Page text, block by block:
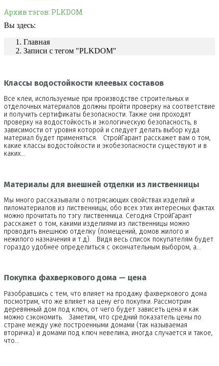
Архив тэгов: PLKDOM
Вы здесь:
Главная
Записи с тегом "PLKDOM"
Классы водостойкости клеевых составов
Все клеи, используемые при производстве строительных и
отделочных материалов должны пройти проверку на соответствие
и получить сертификаты безопасности. Также они проходят
проверку на водостойкость и экологическую безопасность, в
зависимости от уровня которой и следует делать выбор куда
материал будет применяться. СтройГарант расскажет вам о том,
какие классы водостойкости и экобезопасности существуют и в
каких…
Материалы для внешней отделки из лиственницы
Мы много рассказывали о потрясающих свойствах изделий и
пиломатериалов из лиственницы, обо всех этих интересных фактах
можно прочитать по тэгу лиственница. Сегодня СтройГарант
расскажет о том, какими изделиями из лиственницы можно
проводить внешнюю отделку (помещений, домов жилого и
нежилого назначения и т.д). Видя весь список покупателям будет
гораздо удобнее определиться с окончательным выбором, а…
Покупка фахверкового дома — цена
Разобравшись с тем, что влияет на продажу фахверкового дома
посмотрим, что же влияет на цену его покупки. Рассмотрим
деревянный дом под ключ, от чего будет зависеть цена и как
можно сэкономить. Заметим, что средний показатель цены по
стране между уже построенными домами (так называемая
вторичка) и домами под ключ невелика, иногда случается и такое,
что…